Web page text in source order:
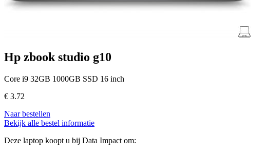
Hp zbook studio g10
Core i9 32GB 1000GB SSD 16 inch
€ 3.72
Naar bestellen
Bekijk alle bestel informatie
Deze laptop koopt u bij Data Impact om: